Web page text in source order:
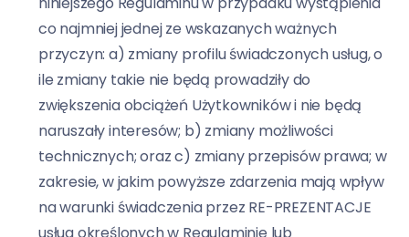
co najmniej jednej ze wskazanych ważnych
przyczyn: a) zmiany profilu świadczonych usług, o
ile zmiany takie nie będą prowadziły do
zwiększenia obciążeń Użytkowników i nie będą
naruszały interesów; b) zmiany możliwości
technicznych; oraz c) zmiany przepisów prawa; w
zakresie, w jakim powyższe zdarzenia mają wpływ
na warunki świadczenia przez RE-PREZENTACJE
usług określonych w Regulaminie lub